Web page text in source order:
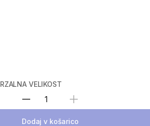
VELIKOST
Izberite količino
Dodaj v košarico